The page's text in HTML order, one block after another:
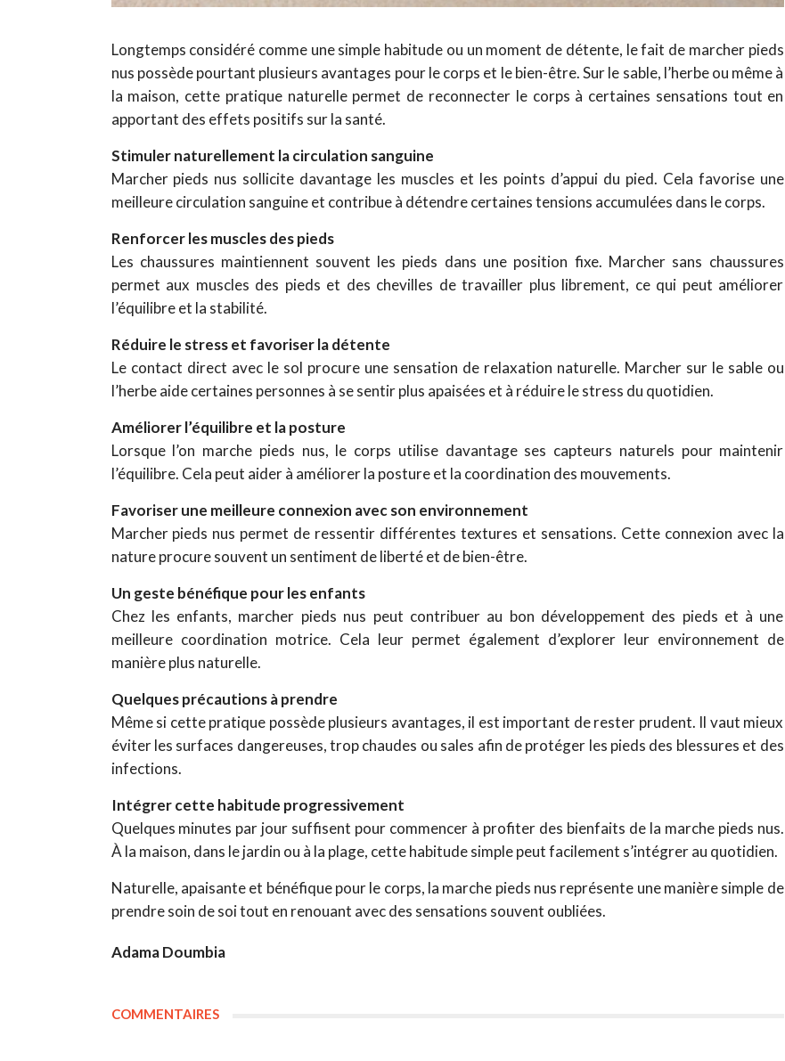
Longtemps considéré comme une simple habitude ou un moment de détente, le fait de marcher pieds
nus possède pourtant plusieurs avantages pour le corps et le bien-être. Sur le sable, l’herbe ou même à
la maison, cette pratique naturelle permet de reconnecter le corps à certaines sensations tout en
apportant des effets positifs sur la santé.
Stimuler naturellement la circulation sanguine
Marcher pieds nus sollicite davantage les muscles et les points d’appui du pied. Cela favorise une
meilleure circulation sanguine et contribue à détendre certaines tensions accumulées dans le corps.
Renforcer les muscles des pieds
Les chaussures maintiennent souvent les pieds dans une position fixe. Marcher sans chaussures
permet aux muscles des pieds et des chevilles de travailler plus librement, ce qui peut améliorer
l’équilibre et la stabilité.
Réduire le stress et favoriser la détente
Le contact direct avec le sol procure une sensation de relaxation naturelle. Marcher sur le sable ou
l’herbe aide certaines personnes à se sentir plus apaisées et à réduire le stress du quotidien.
Améliorer l’équilibre et la posture
Lorsque l’on marche pieds nus, le corps utilise davantage ses capteurs naturels pour maintenir
l’équilibre. Cela peut aider à améliorer la posture et la coordination des mouvements.
Favoriser une meilleure connexion avec son environnement
Marcher pieds nus permet de ressentir différentes textures et sensations. Cette connexion avec la
nature procure souvent un sentiment de liberté et de bien-être.
Un geste bénéfique pour les enfants
Chez les enfants, marcher pieds nus peut contribuer au bon développement des pieds et à une
meilleure coordination motrice. Cela leur permet également d’explorer leur environnement de
manière plus naturelle.
Quelques précautions à prendre
Même si cette pratique possède plusieurs avantages, il est important de rester prudent. Il vaut mieux
éviter les surfaces dangereuses, trop chaudes ou sales afin de protéger les pieds des blessures et des
infections.
Intégrer cette habitude progressivement
Quelques minutes par jour suffisent pour commencer à profiter des bienfaits de la marche pieds nus.
À la maison, dans le jardin ou à la plage, cette habitude simple peut facilement s’intégrer au quotidien.
Naturelle, apaisante et bénéfique pour le corps, la marche pieds nus représente une manière simple de
prendre soin de soi tout en renouant avec des sensations souvent oubliées.
Adama Doumbia
COMMENTAIRES